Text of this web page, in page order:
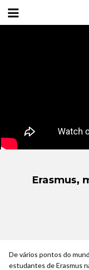
Erasmus,
De vários pontos do
estudantes de Erasmus